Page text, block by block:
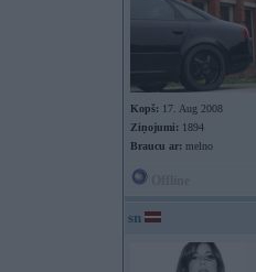
Kopš: 17. Aug 2008
Ziņojumi: 1894
Braucu ar: melno
sn